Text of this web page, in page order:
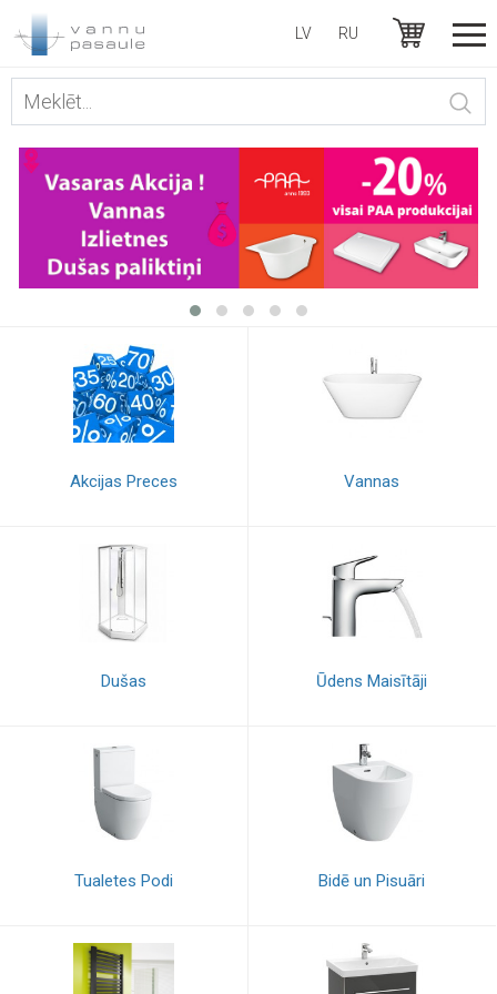
LV RU
Akcijas Preces Vannas
Dušas Ūdens Maisītāji
Tualetes Podi Bidē un Pisuāri